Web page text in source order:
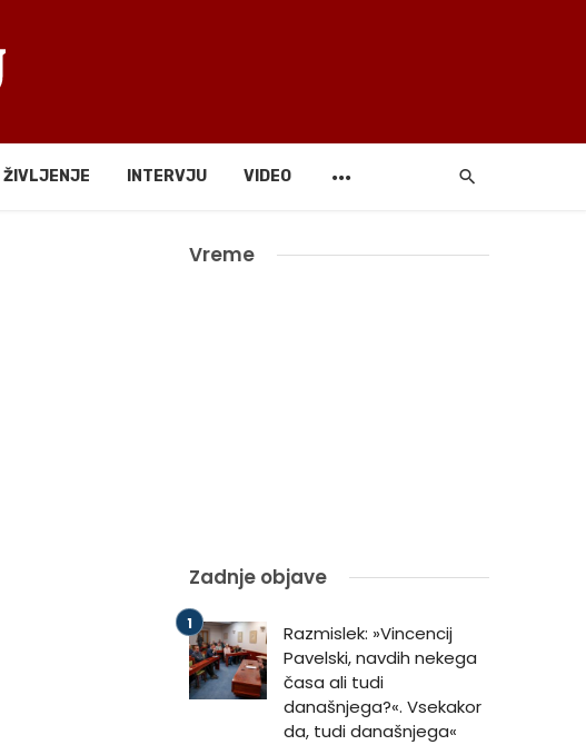
ŽIVLJENJE INTERVJU VIDEO
Vreme
Zadnje objave
Razmislek: »Vincencij
Pavelski, navdih nekega
časa ali tudi
današnjega?«. Vsekakor
da, tudi današnjega«